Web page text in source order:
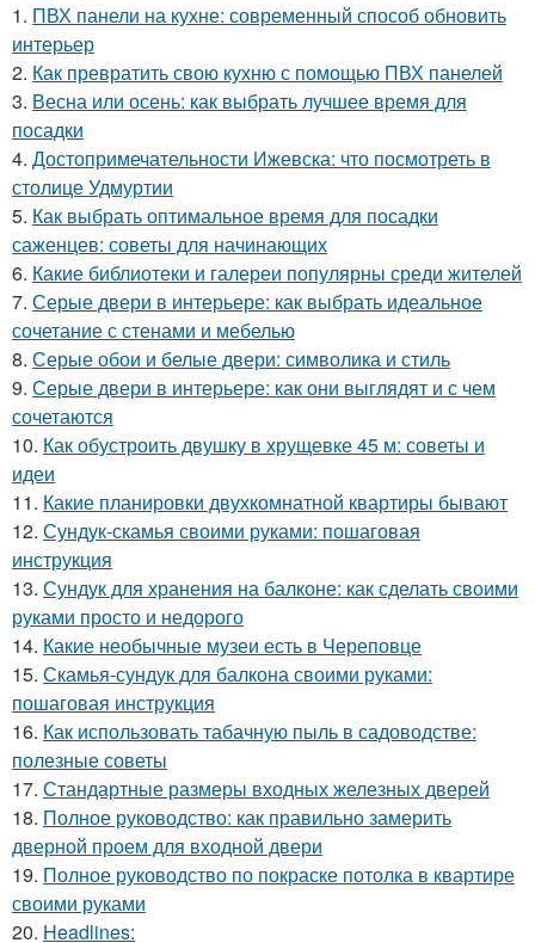
1. ПВХ панели на кухне: современный способ обновить
интерьер
2. Как превратить свою кухню с помощью ПВХ панелей
3. Весна или осень: как выбрать лучшее время для
посадки
4. Достопримечательности Ижевска: что посмотреть в
столице Удмуртии
5. Как выбрать оптимальное время для посадки
саженцев: советы для начинающих
6. Какие библиотеки и галереи популярны среди жителей
7. Серые двери в интерьере: как выбрать идеальное
сочетание с стенами и мебелью
8. Серые обои и белые двери: символика и стиль
9. Серые двери в интерьере: как они выглядят и с чем
сочетаются
10. Как обустроить двушку в хрущевке 45 м: советы и
идеи
11. Какие планировки двухкомнатной квартиры бывают
12. Сундук-скамья своими руками: пошаговая
инструкция
13. Сундук для хранения на балконе: как сделать своими
руками просто и недорого
14. Какие необычные музеи есть в Череповце
15. Скамья-сундук для балкона своими руками:
пошаговая инструкция
16. Как использовать табачную пыль в садоводстве:
полезные советы
17. Стандартные размеры входных железных дверей
18. Полное руководство: как правильно замерить
дверной проем для входной двери
19. Полное руководство по покраске потолка в квартире
своими руками
20. Headlines: